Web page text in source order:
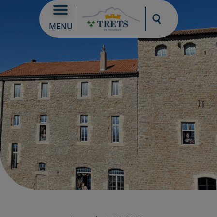
MENU
Moteur de